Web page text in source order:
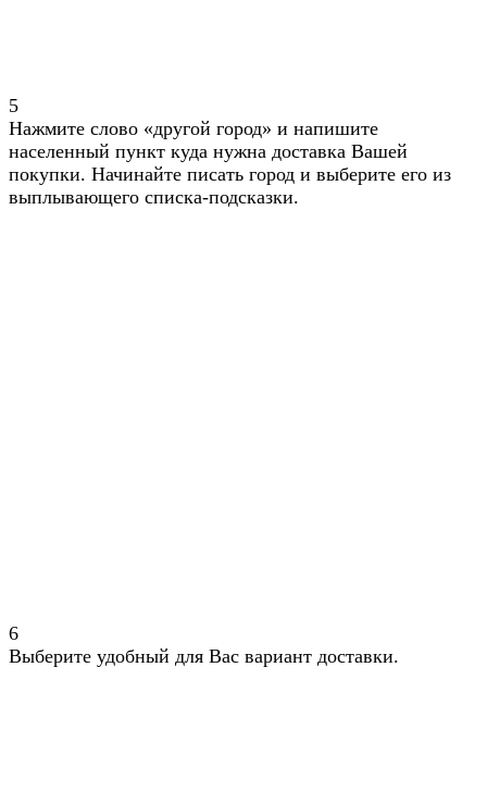
5
Нажмите слово «другой город» и напишите
населенный пункт куда нужна доставка Вашей
покупки. Начинайте писать город и выберите его из
выплывающего списка-подсказки.
6
Выберите удобный для Вас вариант доставки.